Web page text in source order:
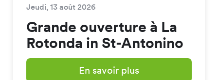
Jeudi, 13 août 2026
Grande ouverture à La
Rotonda in St-Antonino
En savoir plus